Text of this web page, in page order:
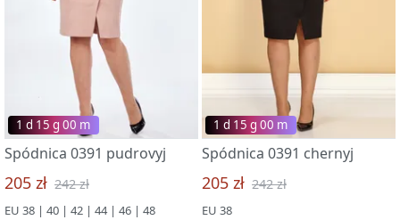
1 d 15 g 00 m
Spódnica 0391 pudrovyj
205 zł 242 zł
EU 38 | 40 | 42 | 44 | 46 | 48
1 d 15 g 00 m
Spódnica 0391 chernyj
205 zł 242 zł
EU 38